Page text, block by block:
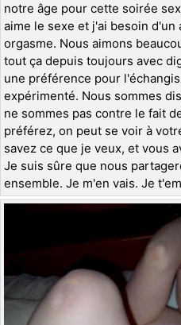
notre âge pour cette soirée
aime le sexe et j'ai besoin
orgasme. Nous aimons
tout ça depuis toujours avec
une préférence pour
expérimenté. Nous sommes
ne sommes pas contre le fait
préférez, on peut se voir à
savez ce que je veux, et vous
Je suis sûre que nous
ensemble. Je m'en vais. Je